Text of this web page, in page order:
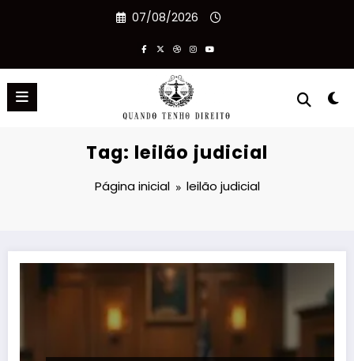
07/08/2026
Tag: leilão judicial
Página inicial leilão judicial